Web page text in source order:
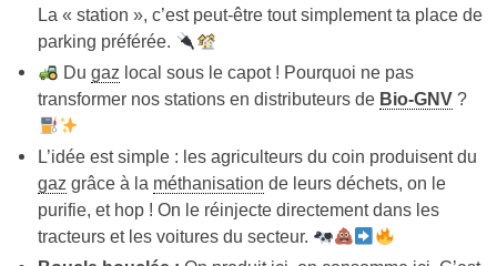
La « station », c’est peut-être tout simplement ta place de
parking préférée.
Du gaz local sous le capot ! Pourquoi ne pas
transformer nos stations en distributeurs de Bio-GNV ?
L’idée est simple : les agriculteurs du coin produisent du
gaz grâce à la méthanisation de leurs déchets, on le
purifie, et hop ! On le réinjecte directement dans les
tracteurs et les voitures du secteur.